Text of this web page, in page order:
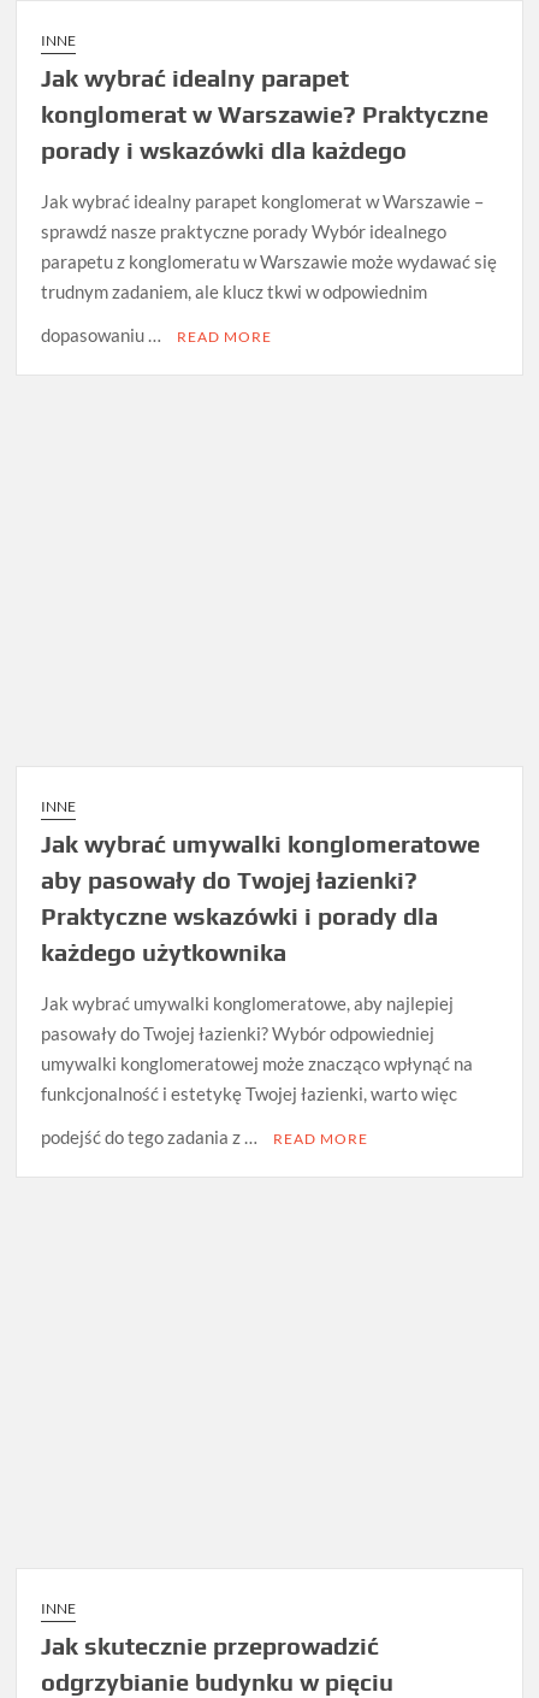
INNE
Jak wybrać idealny parapet
konglomerat w Warszawie? Praktyczne
porady i wskazówki dla każdego
Jak wybrać idealny parapet konglomerat w Warszawie –
sprawdź nasze praktyczne porady Wybór idealnego
parapetu z konglomeratu w Warszawie może wydawać się
trudnym zadaniem, ale klucz tkwi w odpowiednim
dopasowaniu …
READ MORE
INNE
Jak wybrać umywalki konglomeratowe
aby pasowały do Twojej łazienki?
Praktyczne wskazówki i porady dla
każdego użytkownika
Jak wybrać umywalki konglomeratowe, aby najlepiej
pasowały do Twojej łazienki? Wybór odpowiedniej
umywalki konglomeratowej może znacząco wpłynąć na
funkcjonalność i estetykę Twojej łazienki, warto więc
podejść do tego zadania z …
READ MORE
INNE
Jak skutecznie przeprowadzić
odgrzybianie budynku w pięciu